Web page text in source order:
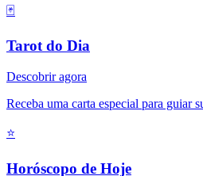
🃏
Tarot do Dia
Descobrir agora
Receba uma carta especial para guiar
⭐
Horóscopo de Hoje